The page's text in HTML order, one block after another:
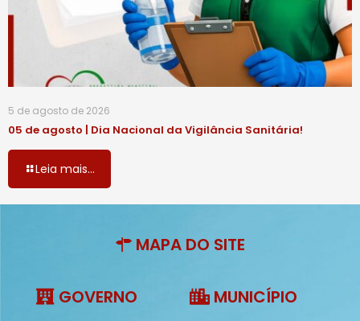
5 de agosto de 2026
05 de agosto | Dia Nacional da Vigilância Sanitária!
Leia mais...
MAPA DO SITE
GOVERNO MUNICÍPIO